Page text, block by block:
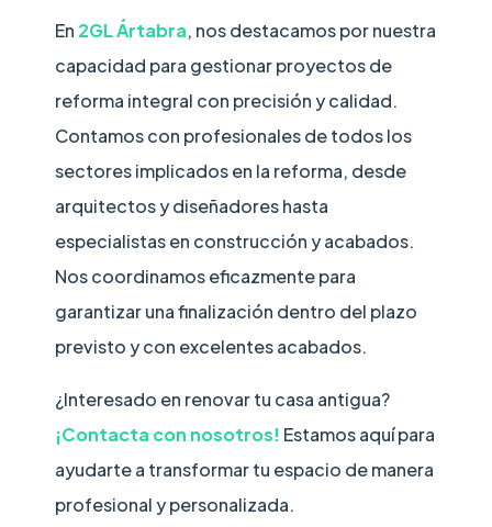
En 2GL Ártabra, nos destacamos por nuestra
capacidad para gestionar proyectos de
reforma integral con precisión y calidad.
Contamos con profesionales de todos los
sectores implicados en la reforma, desde
arquitectos y diseñadores hasta
especialistas en construcción y acabados.
Nos coordinamos eficazmente para
garantizar una finalización dentro del plazo
previsto y con excelentes acabados.
¿Interesado en renovar tu casa antigua?
¡Contacta con nosotros! Estamos aquí para
ayudarte a transformar tu espacio de manera
profesional y personalizada.